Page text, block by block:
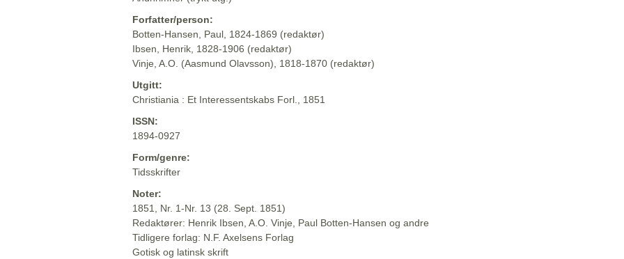
Forfatter/person:
Botten-Hansen, Paul, 1824-1869 (redaktør)
Ibsen, Henrik, 1828-1906 (redaktør)
Vinje, A.O. (Aasmund Olavsson), 1818-1870 (redaktør)
Utgitt:
Christiania : Et Interessentskabs Forl., 1851
ISSN:
1894-0927
Form/genre:
Tidsskrifter
Noter:
1851, Nr. 1-Nr. 13 (28. Sept. 1851)
Redaktører: Henrik Ibsen, A.O. Vinje, Paul Botten-Hansen og andre
Tidligere forlag: N.F. Axelsens Forlag
Gotisk og latinsk skrift